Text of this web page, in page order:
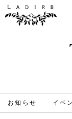
お知らせ イベ